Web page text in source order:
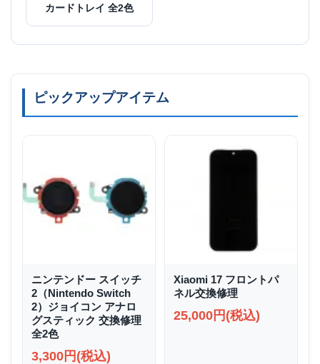
カードトレイ 全2色
ピックアップアイテム
ニンテンドー スイッチ
2（Nintendo Switch
2）ジョイコン アナロ
グスティック 交換修理
全2色
3,300円(税込)
Xiaomi 17 フロントパ
ネル交換修理
25,000円(税込)